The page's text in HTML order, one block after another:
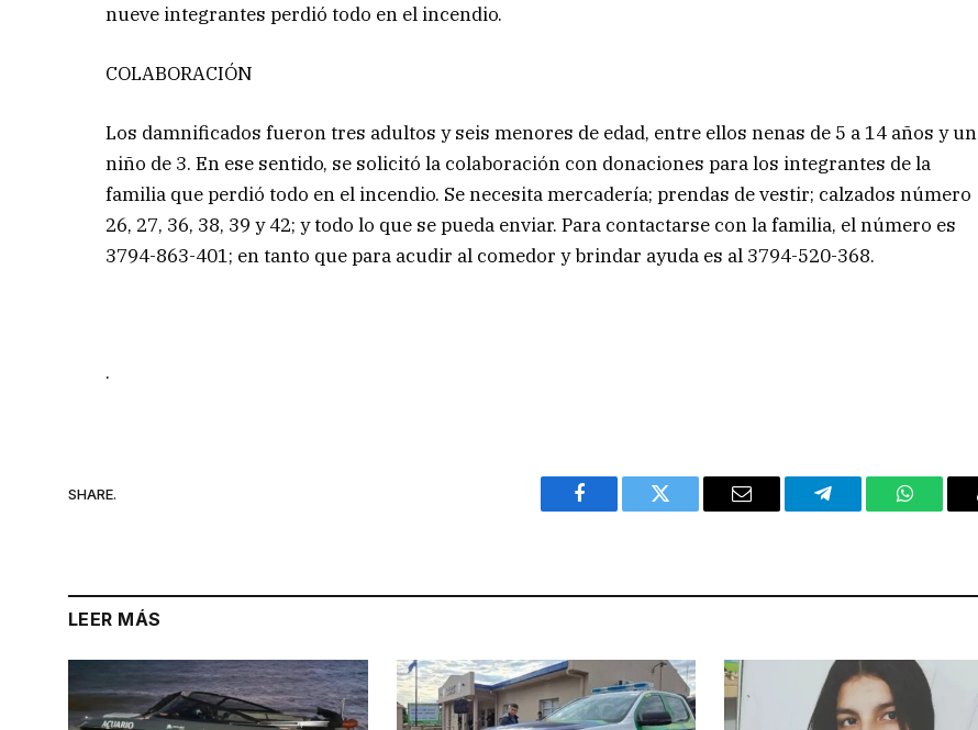
nueve integrantes perdió todo en el incendio.
COLABORACIÓN
Los damnificados fueron tres adultos y seis menores de edad, entre ellos nenas de 5 a 14 años y un
niño de 3. En ese sentido, se solicitó la colaboración con donaciones para los integrantes de la
familia que perdió todo en el incendio. Se necesita mercadería; prendas de vestir; calzados número
26, 27, 36, 38, 39 y 42; y todo lo que se pueda enviar. Para contactarse con la familia, el número es
3794-863-401; en tanto que para acudir al comedor y brindar ayuda es al 3794-520-368.
.
SHARE.
Facebook Twitter Email Telegram
LEER MÁS